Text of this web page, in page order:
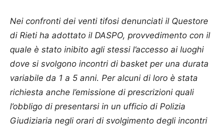
Nei confronti dei venti tifosi denunciati il Questore
di Rieti ha adottato il DASPO, provvedimento con il
quale è stato inibito agli stessi l’accesso ai luoghi
dove si svolgono incontri di basket per una durata
variabile da 1 a 5 anni. Per alcuni di loro è stata
richiesta anche l’emissione di prescrizioni quali
l’obbligo di presentarsi in un ufficio di Polizia
Giudiziaria negli orari di svolgimento degli incontri